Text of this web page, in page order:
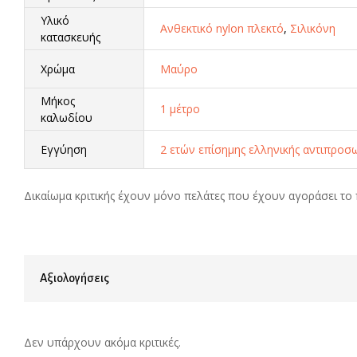
Υλικό
κατασκευής
Ανθεκτικό nylon πλεκτό, Σιλικόνη
Χρώμα Μαύρο
Μήκος
καλωδίου
1 μέτρο
Εγγύηση 2 ετών επίσημης ελληνικής
Δικαίωμα κριτικής έχουν μόνο πελάτες που έχουν αγοράσει το
Αξιολογήσεις
Δεν υπάρχουν ακόμα κριτικές.